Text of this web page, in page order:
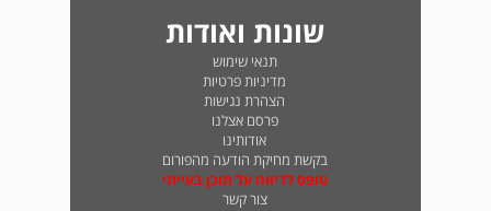
שונות ואודות
תנאי שימוש
מדיניות פרטיות
הצהרת נגישות
פרסם אצלנו
אודותינו
בקשת מחיקת הודעה מהפורום
טופס לדיווח על תוכן בעייתי
צור קשר